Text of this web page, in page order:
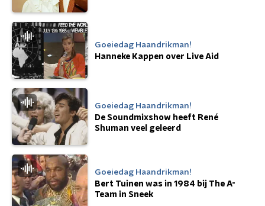
Goeiedag Haandrikman!
Hanneke Kappen over Live Aid
Goeiedag Haandrikman!
De Soundmixshow heeft René
Shuman veel geleerd
Goeiedag Haandrikman!
Bert Tuinen was in 1984 bij The A-
Team in Sneek